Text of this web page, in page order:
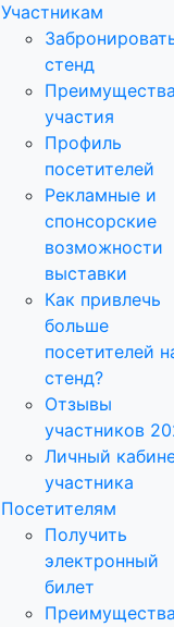
Участникам
стенд
участия
Профиль
посетителей
Рекламные и
спонсорские
возможности
выставки
Как привлечь
больше
посетителей
стенд?
Отзывы
участников
Личный
участника
Посетителям
Получить
электронный
билет